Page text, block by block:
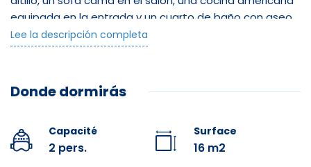
equipada en la entrada y un cuarto de baño con aseo.
Con orientación sur-suroeste, el balcón ofrece mucha
Verisure para mayor tranquilidad.
disfrutar de los placeres del esquí y del aire libre con
total sencillez.
Lee la descripción completa
Donde dormirás
Capacité
2 pers.
Surface
16 m2